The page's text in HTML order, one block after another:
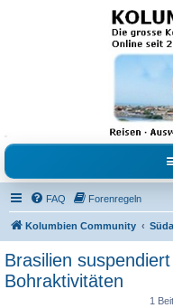
Kolumbienforum -
grosse Forum der
Freunde
Reisen, Auswandern, Kultur, Politik,
Austausch, Erfahrungen und
FAQ Forenregeln
Kolumbien Community
Brasilien
Bohraktivitäten
1